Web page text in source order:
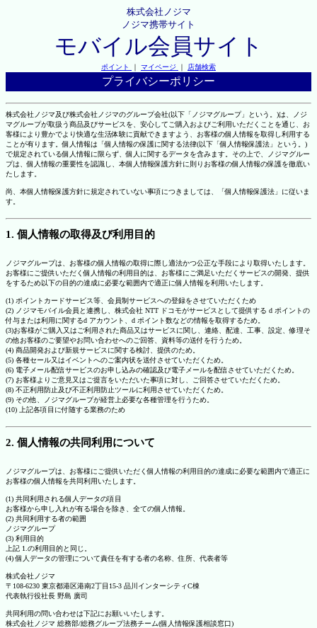
株式会社ノジマ
ノジマ携帯サイト
モバイル会員サイト
ポイント ｜ マイページ ｜ 店舗検索
プライバシーポリシー
株式会社ノジマ及び株式会社ノジマのグループ会社(以下「ノジマグループ」という。)は、ノジ
マグループが取扱う商品及びサービスを、安心してご購入およびご利用いただくことを通じ、お
客様により豊かでより快適な生活体験に貢献できますよう、お客様の個人情報を取得し利用する
ことが有ります。個人情報は「個人情報の保護に関する法律(以下「個人情報保護法」という。)
で規定されている個人情報に限らず、個人に関するデータを含みます。その上で、ノジマグルー
プは、個人情報の重要性を認識し、本個人情報保護方針に則りお客様の個人情報の保護を徹底い
たします。
尚、本個人情報保護方針に規定されていない事項につきましては、「個人情報保護法」に従いま
す。
1. 個人情報の取得及び利用目的
ノジマグループは、お客様の個人情報の取得に際し適法かつ公正な手段により取得いたします。
お客様にご提供いただく個人情報の利用目的は、お客様にご満足いただくサービスの開発、提供
をするため以下の目的の達成に必要な範囲内で適正に個人情報を利用いたします。
(1) ポイントカードサービス等、会員制サービスへの登録をさせていただくため
(2) ノジマモバイル会員と連携し、株式会社 NTT ドコモがサービスとして提供する d ポイントの
付与または利用に関するd アカウント、d ポイント数などの情報を取得するため。
(3)お客様がご購入又はご利用された商品又はサービスに関し、連絡、配達、工事、設定、修理そ
の他お客様のご要望やお問い合わせへのご回答、資料等の送付を行うため。
(4) 商品開発および新規サービスに関する検討、提供のため。
(5) 各種セール又はイベントへのご案内状を送付させていただくため。
(6) 電子メール配信サービスのお申し込みの確認及び電子メールを配信させていただくため。
(7) お客様よりご意見又はご提言をいただいた事項に対し、ご回答させていただくため。
(8) 不正利用防止及び不正利用防止ツールに利用させていただくため。
(9) その他、ノジマグループが経営上必要な各種管理を行うため。
(10) 上記各項目に付随する業務のため
2. 個人情報の共同利用について
ノジマグループは、お客様にご提供いただく個人情報の利用目的の達成に必要な範囲内で適正に
お客様の個人情報を共同利用いたします。
(1) 共同利用される個人データの項目
お客様から申し入れが有る場合を除き、全ての個人情報。
(2) 共同利用する者の範囲
ノジマグループ
(3) 利用目的
上記 1.の利用目的と同じ。
(4) 個人データの管理について責任を有する者の名称、住所、代表者等
株式会社ノジマ
〒108-6230 東京都港区港南2丁目15-3 品川インターシティC棟
代表執行役社長 野島 廣司
共同利用の問い合わせは下記にお願いいたします。
株式会社ノジマ 総務部/総務グループ法務チーム(個人情報保護相談窓口)